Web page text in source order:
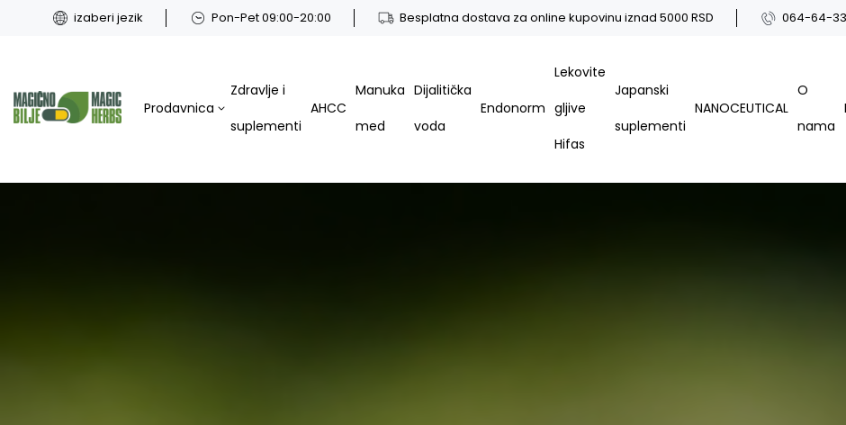
izaberi jezik Pon-Pet 09:00-20:00 Besplatna dostava za online kupovinu iznad 5000 RSD 064-64-
Prodavnica
Zdravlje i
suplementi
AHCC
Manuka
med
Dijalitička
voda
Endonorm
Lekovite
gljive
Hifas
Japanski
suplementi
NANOCEUTICAL
O
nama